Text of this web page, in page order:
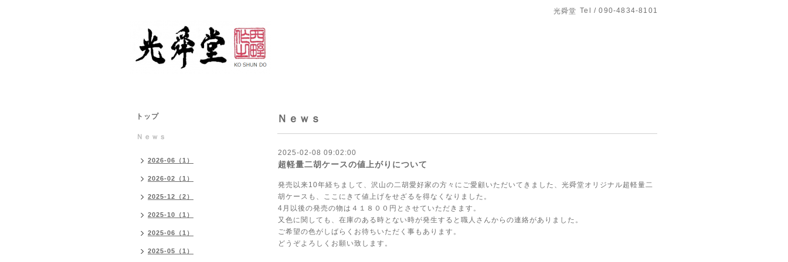
光舜堂 Tel / 090-4834-8101
Ｎｅｗｓ
2025-02-08 09:02:00
超軽量二胡ケースの値上がりについて
発売以来10年経ちまして、沢山の二胡愛好家の方々にご愛顧いただいてきました、光舜堂オリジナル超軽量二
胡ケースも、ここにきて値上げをせざるを得なくなりました。
4月以後の発売の物は４１８００円とさせていただきます。
又色に関しても、在庫のある時とない時が発生すると職人さんからの連絡がありました。
ご希望の色がしばらくお待ちいただく事もあります。
どうぞよろしくお願い致します。
トップ
Ｎｅｗｓ
2026-06（1）
2026-02（1）
2025-12（2）
2025-10（1）
2025-06（1）
2025-05（1）